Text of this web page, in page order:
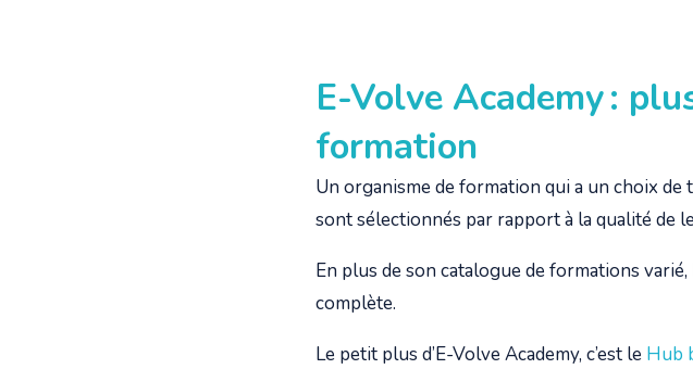
E-Volve Academy :
formation
Un organisme de formation qui a un choix
sont sélectionnés par rapport à la qualité de
En plus de son catalogue de formations
complète.
Le petit plus d’E-Volve Academy, c’est le Hub